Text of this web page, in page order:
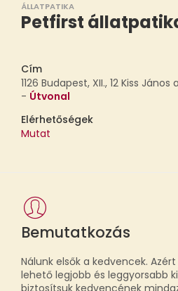
ÁLLATPATIKA
Petfirst
Cím
1126 Budapest, XII., 12 Kiss
- Útvonal
Elérhetőségek
Mutat
Bemutatkozás
Nálunk elsők a kedvencek.
lehető legjobb és leggyorsabb
biztosítsuk kedvencének